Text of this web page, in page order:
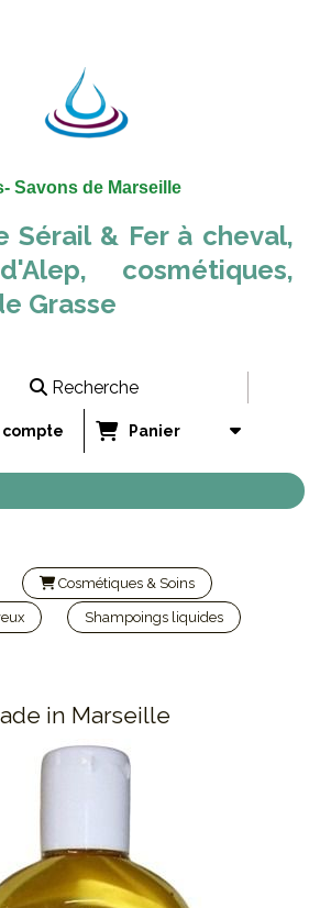
Savons de Marseille
Sérail & Fer à cheval,
cosmétiques,
Grasse
Recherche
compte Panier
Cosmétiques & Soins
Shampoings liquides
in Marseille